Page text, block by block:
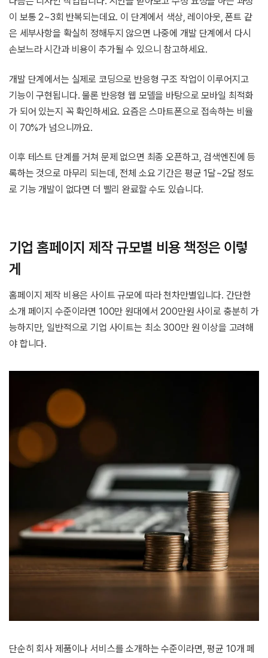
이 보통 2~3회 반복되는데요. 이 단계에서 색상, 레이아웃, 폰트 같
은 세부사항을 확실히 정해두지 않으면 나중에 개발 단계에서 다시
손보느라 시간과 비용이 추가될 수 있으니 참고하세요.
개발 단계에서는 실제로 코딩으로 반응형 구조 작업이 이루어지고
기능이 구현됩니다. 물론 반응형 웹 모델을 바탕으로 모바일 최적화
가 되어 있는지 꼭 확인하세요. 요즘은 스마트폰으로 접속하는 비율
이 70%가 넘으니까요.
이후 테스트 단계를 거쳐 문제 없으면 최종 오픈하고, 검색엔진에 등
록하는 것으로 마무리 되는데, 전체 소요 기간은 평균 1달~2달 정도
로 기능 개발이 없다면 더 빨리 완료할 수도 있습니다.
기업 홈페이지 제작 규모별 비용 책정은 이렇
게
홈페이지 제작 비용은 사이트 규모에 따라 천차만별입니다. 간단한
소개 페이지 수준이라면 100만 원대에서 200만원 사이로 충분히 가
능하지만, 일반적으로 기업 사이트는 최소 300만 원 이상을 고려해
야 합니다.
단순히 회사 제품이나 서비스를 소개하는 수준이라면, 평균 10개 페